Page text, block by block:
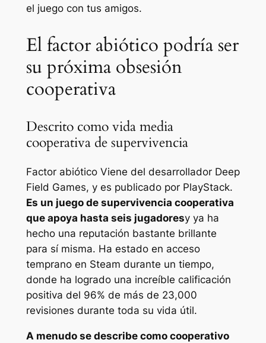
el juego con tus amigos.
El factor abiótico podría ser
su próxima obsesión
cooperativa
Descrito como vida media
cooperativa de supervivencia
Factor abióticoViene del desarrollador Deep
Field Games, y es publicado por PlayStack.
Es un juego de supervivencia cooperativa
que apoya hasta seis jugadoresy ya ha
hecho una reputación bastante brillante
para sí misma. Ha estado en acceso
temprano en Steam durante un tiempo,
donde ha logrado una increíble calificación
positiva del 96% de más de 23,000
revisiones durante toda su vida útil.
A menudo se describe como cooperativo